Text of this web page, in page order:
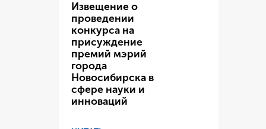
Извещение о
проведении
конкурса на
присуждение
премий мэрий
города
Новосибирска в
сфере науки и
инноваций